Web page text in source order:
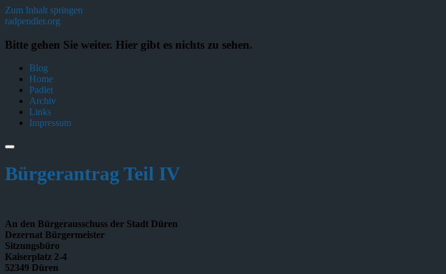
Zum Inhalt springen
radpendler.org
Bitte gehen Sie weiter. Hier gibt es nichts zu sehen.
Blog
Home
Padlet
Archiv
Links
Impressum
Bürgerantrag Teil IV
An den Bürgerausschuss der Stadt Düren
Dezernat Bürgermeister
Sitzungsbüro
Kaiserplatz 2-4
52349 Düren